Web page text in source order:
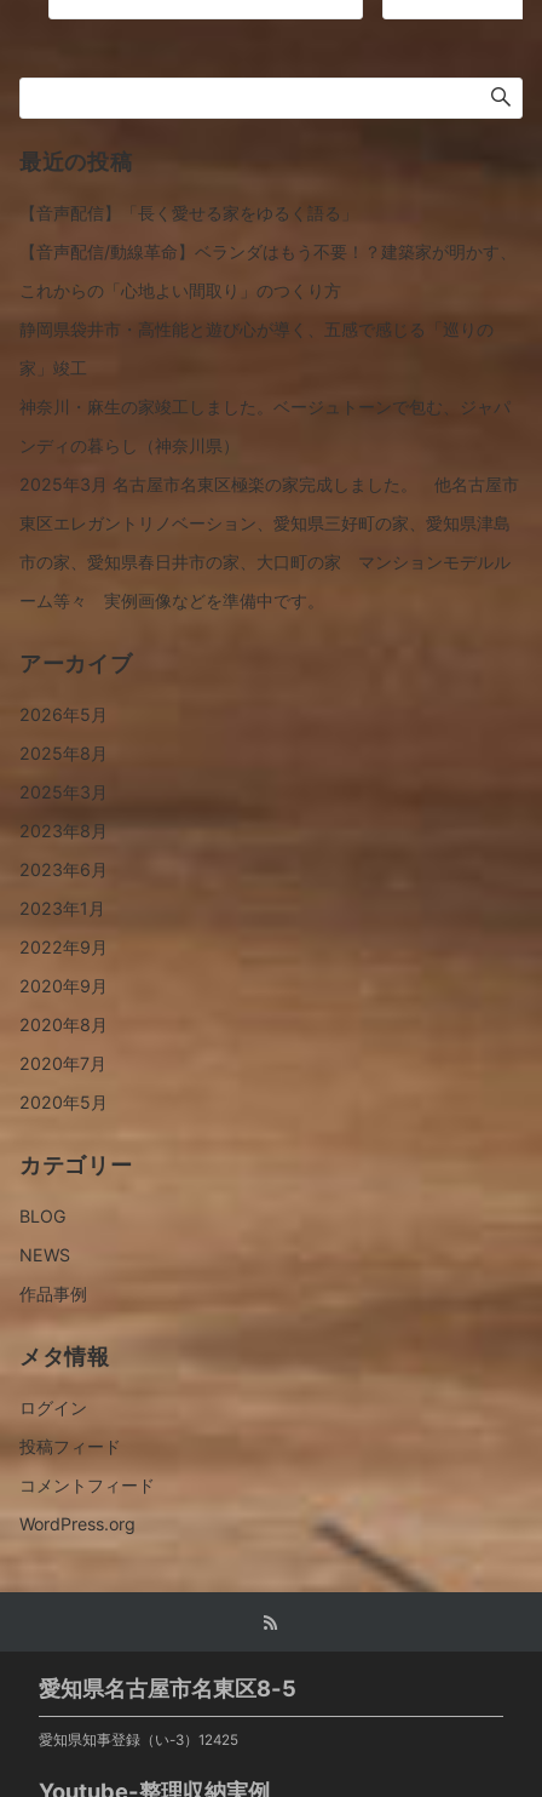
最近の投稿
【音声配信】「長く愛せる家をゆるく語る」
【音声配信/動線革命】ベランダはもう不要！？建築家が明かす、
これからの「心地よい間取り」のつくり方
静岡県袋井市・高性能と遊び心が導く、五感で感じる「巡りの
家」竣工
神奈川・麻生の家竣工しました。ベージュトーンで包む、ジャパ
ンディの暮らし（神奈川県）
2025年3月 名古屋市名東区極楽の家完成しました。 他名古屋市
東区エレガントリノベーション、愛知県三好町の家、愛知県津島
市の家、愛知県春日井市の家、大口町の家 マンションモデルル
ーム等々 実例画像などを準備中です。
アーカイブ
2026年5月
2025年8月
2025年3月
2023年8月
2023年6月
2023年1月
2022年9月
2020年9月
2020年8月
2020年7月
2020年5月
カテゴリー
BLOG
NEWS
作品事例
メタ情報
ログイン
投稿フィード
コメントフィード
WordPress.org
愛知県名古屋市名東区8-5
愛知県知事登録（い-3）12425
Youtube-整理収納実例